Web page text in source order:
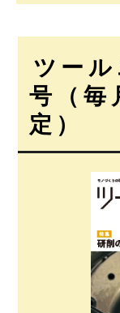
ツー
号（毎
定）